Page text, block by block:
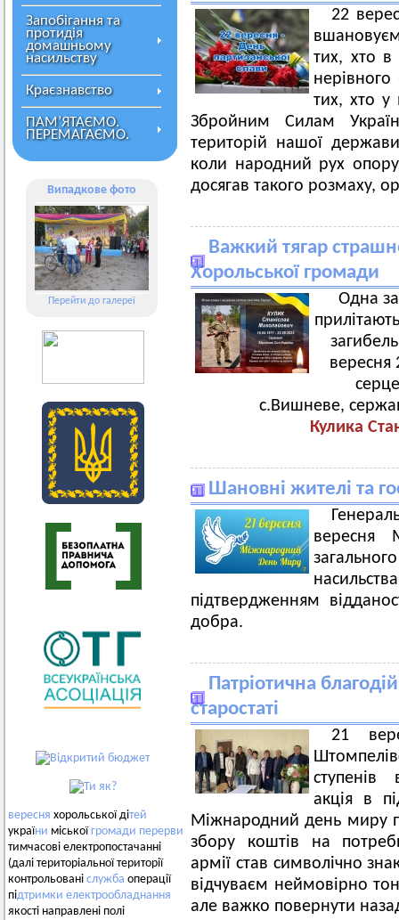
Запобігання та
протидія
домашньому
насильству
Краєзнавство
ПАМ’ЯТАЄМО.
ПЕРЕМАГАЄМО.
Випадкове фото
Перейти до галереї
вересня хорольської дітей
україни міськоїгромади перерви
тимчасові електропостачанні
(далі територіальної території
контрольовані служба операції
підтримки електрообладнання
якості направлені полі
22
тих, хто в
тих, хто у
Збройним Силам
територій нашої
коли народний рух
досягав такого розмаху,
Важкий тягар
Хорольської громади
Одна
вересня
с.Вишневе,
Кулика
Шановні жителі та
вересня
підтвердженням
добра.
Патріотична
старостаті
21
ступенів
акція в
Міжнародний день миру
збору коштів на потреби
армії став символічно
відчуваєм неймовірно
але важко повернути